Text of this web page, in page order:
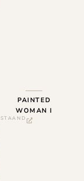
PAINTED
WOMAN I
STAAND